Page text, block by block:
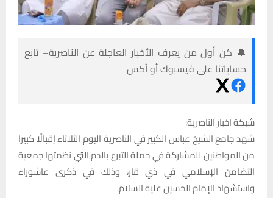
🔔 كن أول من يعرف الأخبار العاجلة عن الناصرية– تابع
حساباتنا على فيسبوك أو أكس
شبكة اخبار الناصرية:
شهد جامع الشيخ عباس الكبير في الناصرية اليوم الثلاثاء إقبالًا كبيرا
من المواطنين للمشاركة في حملة التبرع بالدم التي نظمتها جمعية
التضامن الإسلامي في ذي قار، وذلك في ذكرى عاشوراء
واستشهاد الإمام الحسين عليه السلام.